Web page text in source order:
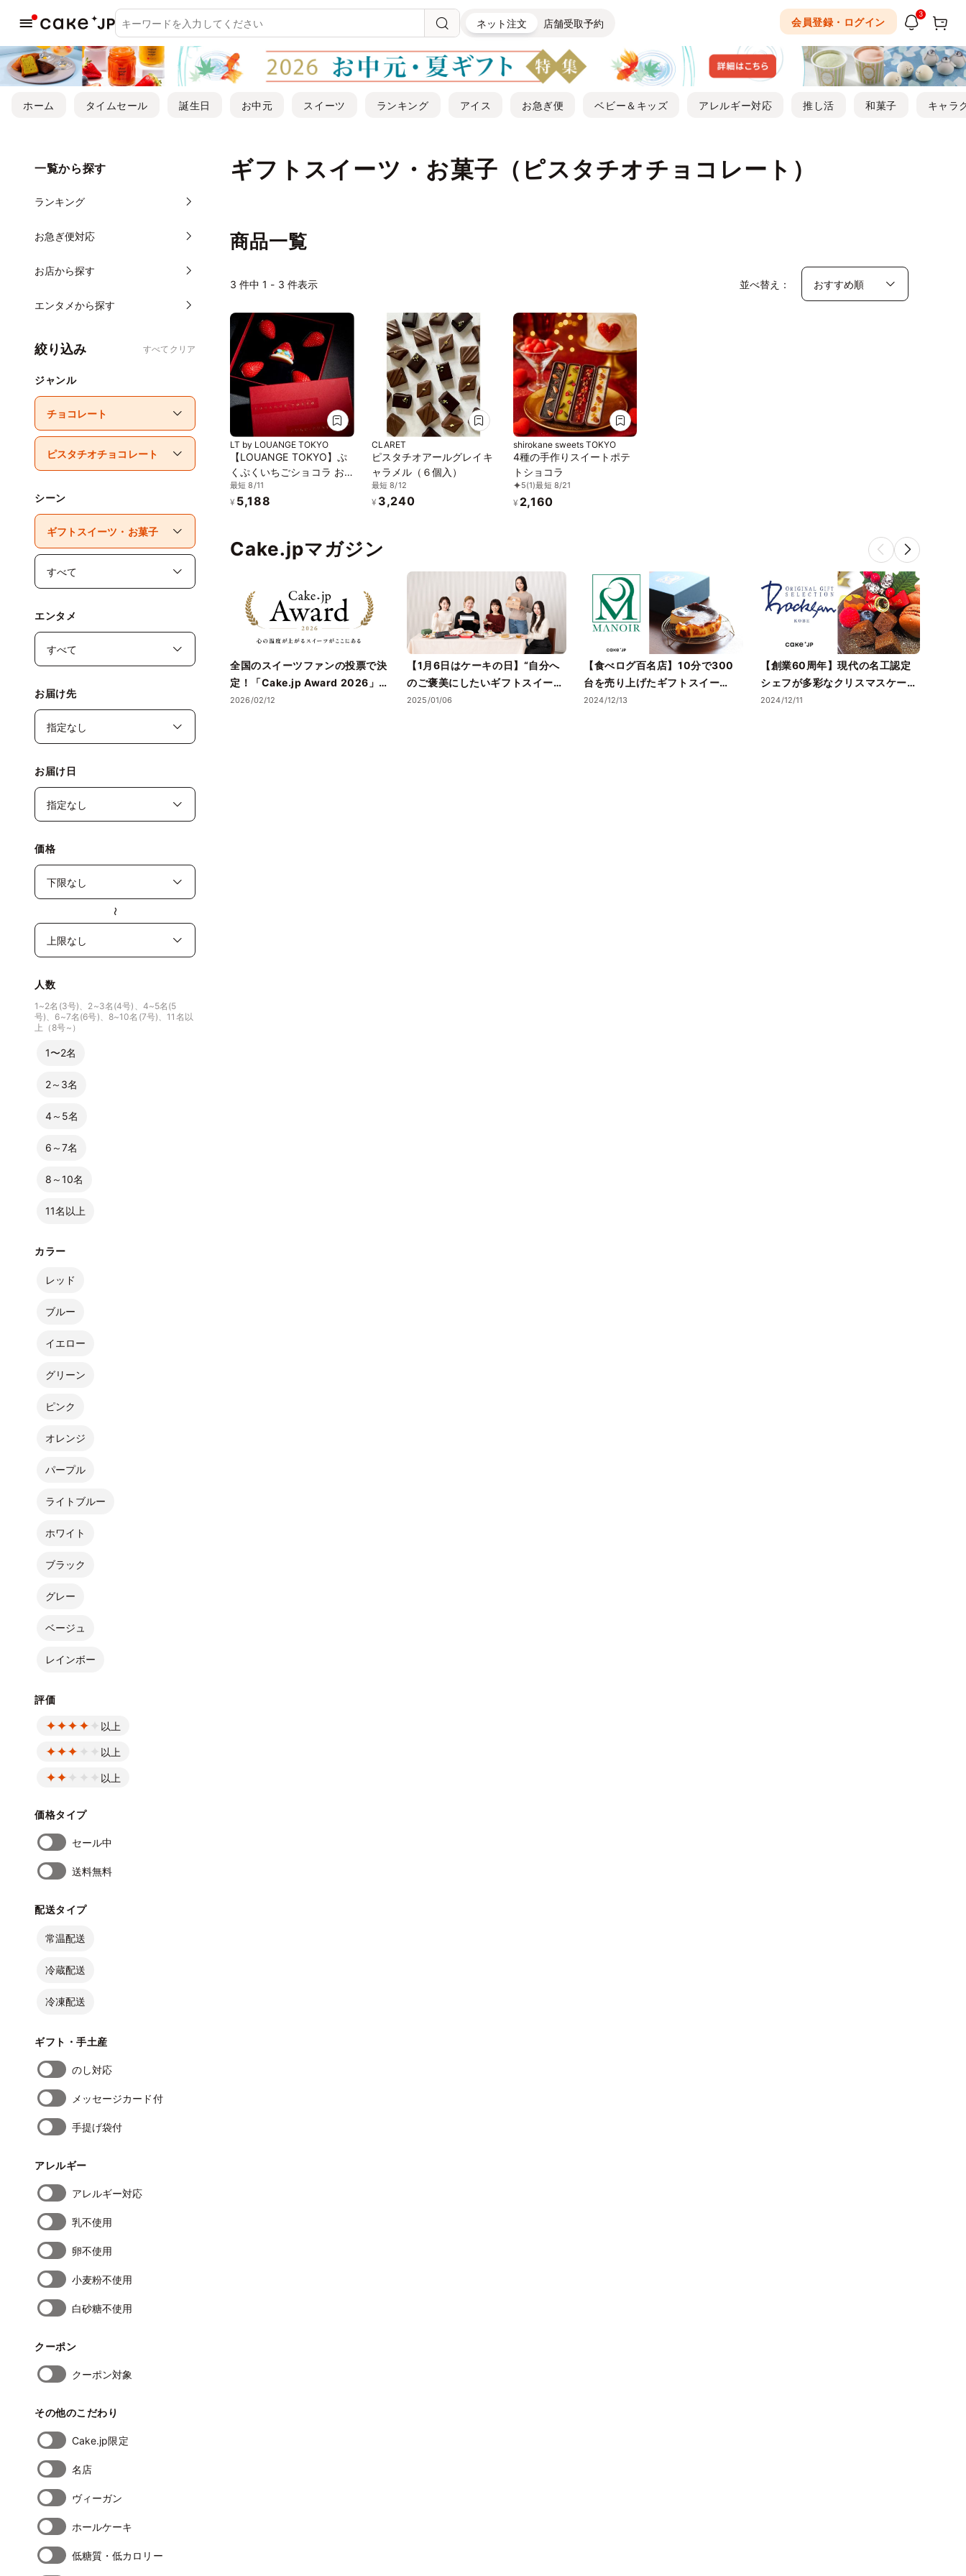
ネット注文 店舗受取予約 会員登録・ログイン
3
ホーム タイムセール 誕生日 お中元 スイーツ ランキング アイス お急ぎ便 ベビー＆キッズ アレルギー対応 推し活 和菓子 キャラ
ギフトスイーツ・お菓子（ピスタチオチョコレート）
一覧から探す
ランキング
お急ぎ便対応
お店から探す
エンタメから探す
絞り込み すべてクリア
ジャンル
シーン
エンタメ
お届け先
お届け日
価格
〜
人数
1~2名(3号)、2~3名(4号)、4~5名(5
号)、6~7名(6号)、8~10名(7号)、11名以
上（8号~）
1〜2名
2～3名
4～5名
6～7名
8～10名
11名以上
カラー
レッド
ブルー
イエロー
グリーン
ピンク
オレンジ
パープル
ライトブルー
ホワイト
ブラック
グレー
ベージュ
レインボー
評価
以上
以上
以上
価格タイプ
セール中
送料無料
配送タイプ
常温配送
冷蔵配送
冷凍配送
ギフト・手土産
のし対応
メッセージカード付
手提げ袋付
アレルギー
アレルギー対応
乳不使用
卵不使用
小麦粉不使用
白砂糖不使用
クーポン
クーポン対象
その他のこだわり
Cake.jp限定
名店
ヴィーガン
ホールケーキ
低糖質・低カロリー
商品一覧
3 件中 1 - 3 件表示 並べ替え：
LT by LOUANGE TOKYO
【LOUANGE TOKYO】ぷ
くぷくいちごショコラ お
中元2026
最短 8/11
¥ 5,188
CLARET
ピスタチオアールグレイキ
ャラメル（６個入）
最短 8/12
¥ 3,240
shirokane sweets TOKYO
4種の手作りスイートポテ
トショコラ
5(1)最短 8/21
¥ 2,160
Cake.jpマガジン
全国のスイーツファンの投票で決
定！「Cake.jp Award 2026」受
賞店舗を発表― 心の温度が上がる
2026/02/12
【1月6日はケーキの日】“自分へ
のご褒美にしたいギフトスイー
ツ・ケーキ”5選を、Cake.jpでお
2025/01/06
【食べログ百名店】10分で300
台を売り上げたギフトスイー
ツ！？東京広尾の人気フレンチレ
2024/12/13
【創業60周年】現代の名工認定
シェフが多彩なクリスマスケー
キ・ギフトスイーツを手掛ける
2024/12/11